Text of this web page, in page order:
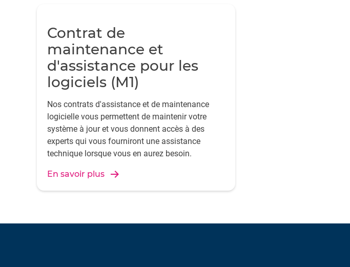
Contrat de
maintenance et
d'assistance pour les
logiciels (M1)
Nos contrats d'assistance et de maintenance
logicielle vous permettent de maintenir votre
système à jour et vous donnent accès à des
experts qui vous fourniront une assistance
technique lorsque vous en aurez besoin.
En savoir plus